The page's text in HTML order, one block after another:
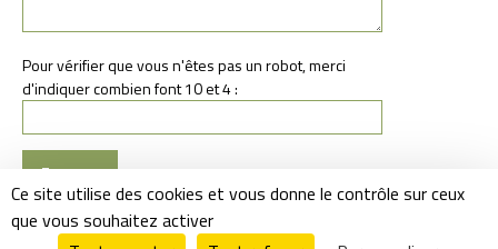
Pour vérifier que vous n'êtes pas un robot, merci
d'indiquer combien font 10 et 4 :
Ce site utilise des cookies et vous donne le contrôle sur ceux
que vous souhaitez activer